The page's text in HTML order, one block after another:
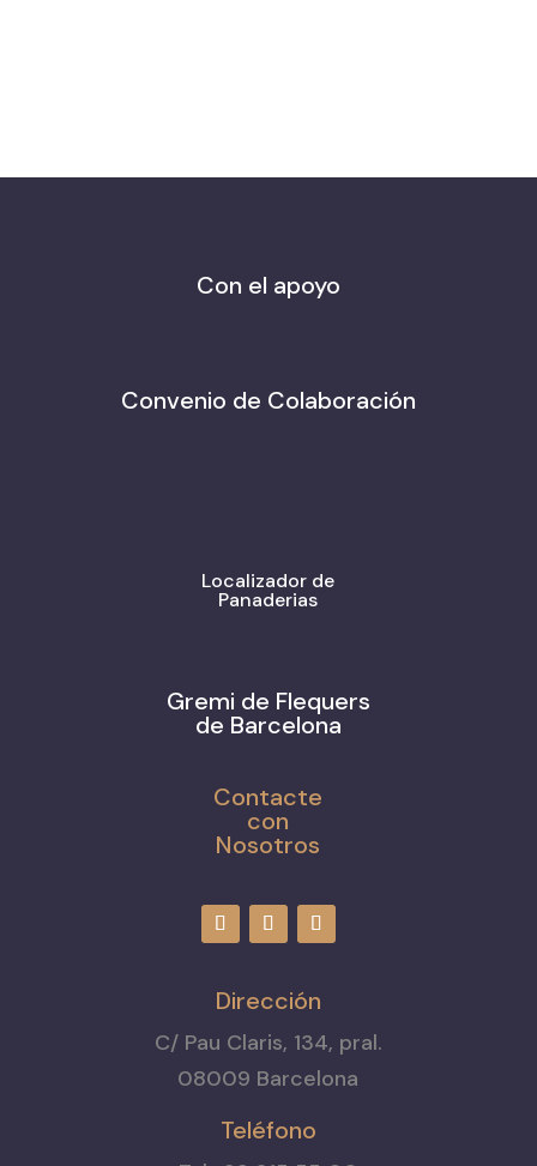
Con el apoyo
Convenio de Colaboración
Localizador de
Panaderias
Gremi de Flequers
de Barcelona
Contacte
con
Nosotros
Dirección
C/ Pau Claris, 134, pral.
08009 Barcelona
Teléfono